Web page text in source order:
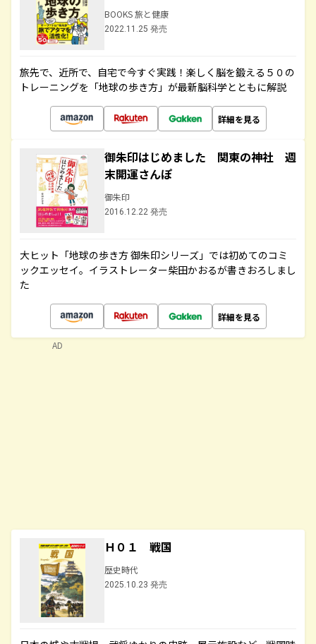
BOOKS 旅と健康
2022.11.25 発売
旅先で、近所で、自宅で今すぐ実践！楽しく脳を鍛える５０の
トレーニングを「地球の歩き方」が最新脳科学とともに解説
詳細を見る
御朱印はじめました 関東の神社 週
末開運さんぽ
御朱印
2016.12.22 発売
大ヒット「地球の歩き方 御朱印シリーズ」では初めてのコミ
ックエッセイ。イラストレーター柴田かおるが書きおろしまし
た
詳細を見る
Ｈ０１ 戦国
歴史時代
2025.10.23 発売
AD